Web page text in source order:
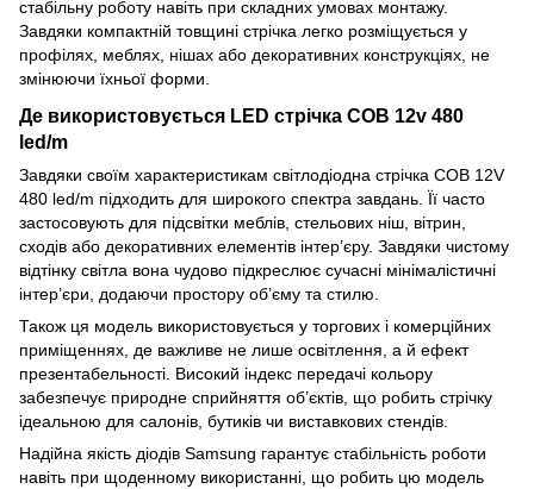
стабільну роботу навіть при складних умовах монтажу.
Завдяки компактній товщині стрічка легко розміщується у
профілях, меблях, нішах або декоративних конструкціях, не
змінюючи їхньої форми.
Де використовується LED стрічка COB 12v 480
led/m
Завдяки своїм характеристикам світлодіодна стрічка COB 12V
480 led/m підходить для широкого спектра завдань. Її часто
застосовують для підсвітки меблів, стельових ніш, вітрин,
сходів або декоративних елементів інтер’єру. Завдяки чистому
відтінку світла вона чудово підкреслює сучасні мінімалістичні
інтер’єри, додаючи простору об’єму та стилю.
Також ця модель використовується у торгових і комерційних
приміщеннях, де важливе не лише освітлення, а й ефект
презентабельності. Високий індекс передачі кольору
забезпечує природне сприйняття об’єктів, що робить стрічку
ідеальною для салонів, бутиків чи виставкових стендів.
Надійна якість діодів Samsung гарантує стабільність роботи
навіть при щоденному використанні, що робить цю модель